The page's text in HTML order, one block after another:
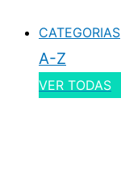
CATEGORIAS
A-Z
VER TODAS